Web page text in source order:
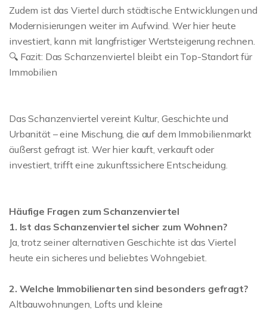
Zudem ist das Viertel durch städtische Entwicklungen und
Modernisierungen weiter im Aufwind. Wer hier heute
investiert, kann mit langfristiger Wertsteigerung rechnen.
🔍 Fazit: Das Schanzenviertel bleibt ein Top-Standort für
Immobilien
Das Schanzenviertel vereint Kultur, Geschichte und
Urbanität – eine Mischung, die auf dem Immobilienmarkt
äußerst gefragt ist. Wer hier kauft, verkauft oder
investiert, trifft eine zukunftssichere Entscheidung.
Häufige Fragen zum Schanzenviertel
1. Ist das Schanzenviertel sicher zum Wohnen?
Ja, trotz seiner alternativen Geschichte ist das Viertel
heute ein sicheres und beliebtes Wohngebiet.
2. Welche Immobilienarten sind besonders gefragt?
Altbauwohnungen, Lofts und kleine